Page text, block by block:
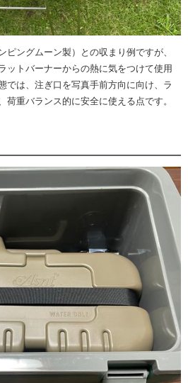
ピングムーン製）との収まり例ですが、
ットバーナーからの熱に気をつけて使用
では、注ぎ口を写真手前方向に向け、ラ
荷重バランス的に安全に使える点です。